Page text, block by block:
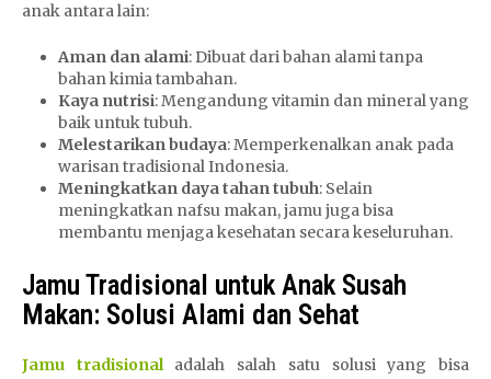
anak antara lain:
Aman dan alami: Dibuat dari bahan alami tanpa
bahan kimia tambahan.
Kaya nutrisi: Mengandung vitamin dan mineral yang
baik untuk tubuh.
Melestarikan budaya: Memperkenalkan anak pada
warisan tradisional Indonesia.
Meningkatkan daya tahan tubuh: Selain
meningkatkan nafsu makan, jamu juga bisa
membantu menjaga kesehatan secara keseluruhan.
Jamu Tradisional untuk Anak Susah
Makan: Solusi Alami dan Sehat
Jamu tradisionaladalah salah satu solusi yang bisa